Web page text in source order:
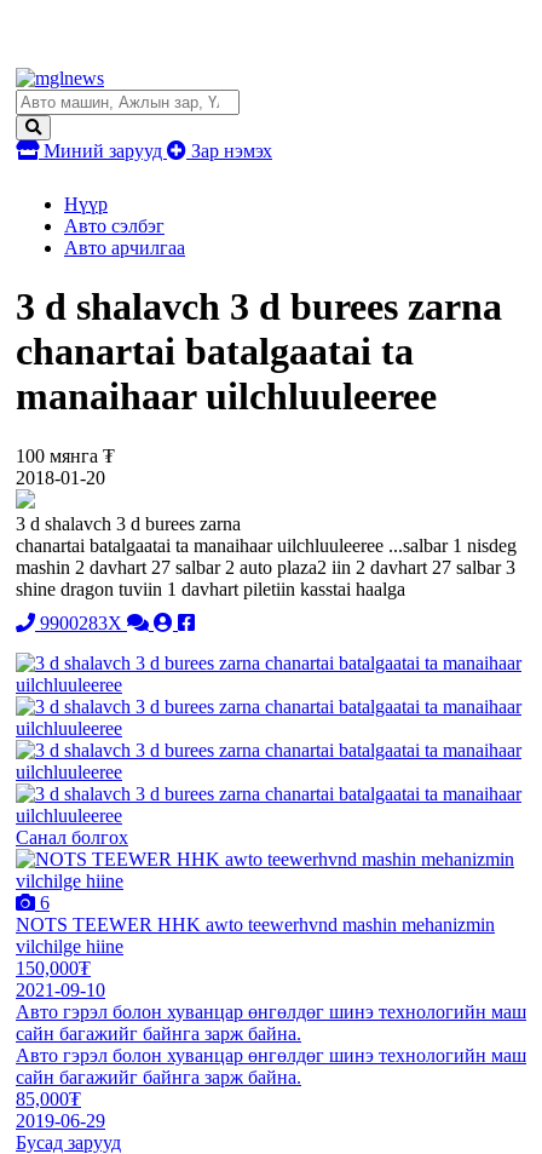
Миний зарууд Зар нэмэх
Нүүр
Авто сэлбэг
Авто арчилгаа
3 d shalavch 3 d burees zarna
chanartai batalgaatai ta
manaihaar uilchluuleeree
100 мянга ₮
2018-01-20
3 d shalavch 3 d burees zarna
chanartai batalgaatai ta manaihaar uilchluuleeree ...salbar 1 nisdeg
mashin 2 davhart 27 salbar 2 auto plaza2 iin 2 davhart 27 salbar 3
shine dragon tuviin 1 davhart piletiin kasstai haalga
9900283X
Санал болгох
6
NOTS TEEWER HHK awto teewerhvnd mashin mehanizmin
vilchilge hiine
150,000₮
2021-09-10
Авто гэрэл болон хуванцар өнгөлдөг шинэ технологийн маш
сайн багажийг байнга зарж байна.
Авто гэрэл болон хуванцар өнгөлдөг шинэ технологийн маш
сайн багажийг байнга зарж байна.
85,000₮
2019-06-29
Бусад зарууд